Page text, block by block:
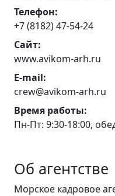
Телефон:
+7 (8182) 47-54-24
Сайт:
www.avikom-arh.ru
E-mail:
crew@avikom-arh.ru
Время работы:
Пн-Пт: 9:30-18:00,
Об агентстве
Морское кадровое